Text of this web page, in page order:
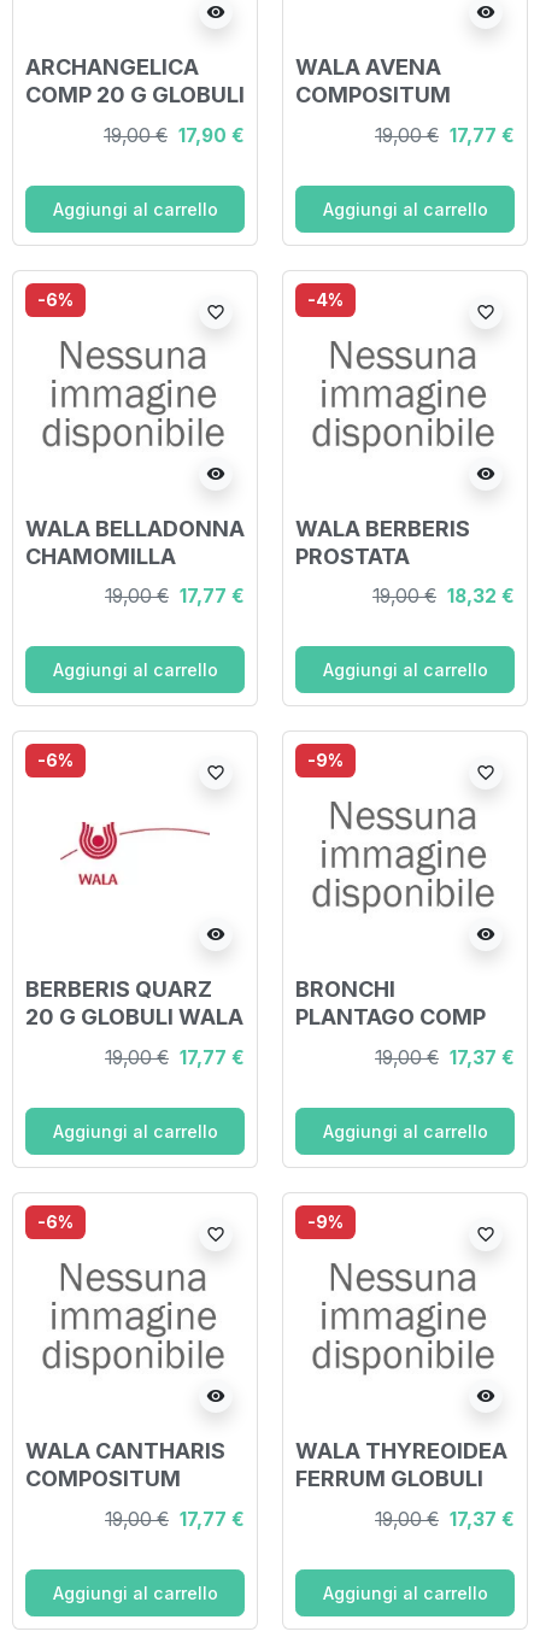
visibility
ARCHANGELICA
COMP 20 G GLOBULI
19,00 € 17,90 €
Aggiungi al carrello
visibility
WALA AVENA
COMPOSITUM
GLOBULI 20 G
19,00 € 17,77 €
Aggiungi al carrello
-6%
visibility
favorite_border
WALA BELLADONNA
CHAMOMILLA
GLOBULI 20 G
19,00 € 17,77 €
Aggiungi al carrello
-4%
visibility
favorite_border
WALA BERBERIS
PROSTATA
COMPOSITUM
GLOBULI 20 G
19,00 € 18,32 €
Aggiungi al carrello
-6%
visibility
favorite_border
BERBERIS QUARZ
20 G GLOBULI WALA
19,00 € 17,77 €
Aggiungi al carrello
-9%
visibility
favorite_border
BRONCHI
PLANTAGO COMP
20 G GLOBULI WALA
19,00 € 17,37 €
Aggiungi al carrello
-6%
visibility
favorite_border
WALA CANTHARIS
COMPOSITUM
GLOBULI 20 G
19,00 € 17,77 €
Aggiungi al carrello
-9%
visibility
favorite_border
WALA THYREOIDEA
FERRUM GLOBULI
19,00 € 17,37 €
Aggiungi al carrello